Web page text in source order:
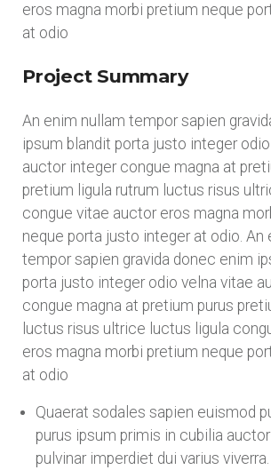
eros magna morbi pretium neque
at odio
Project Summary
An enim nullam tempor sapien
ipsum blandit porta justo integer
auctor integer congue magna at
pretium ligula rutrum luctus risus
congue vitae auctor eros magna
neque porta justo integer at odio. An
tempor sapien gravida donec enim
porta justo integer odio velna vitae
congue magna at pretium purus
luctus risus ultrice luctus ligula
eros magna morbi pretium neque
at odio
Quaerat sodales sapien euismod
purus ipsum primis in cubilia
pulvinar imperdiet dui varius